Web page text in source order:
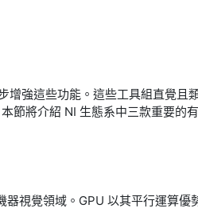
強這些功能。這些工具組直覺且
節將介紹 NI 生態系中三款重要的
視覺領域。GPU 以其平行運算優